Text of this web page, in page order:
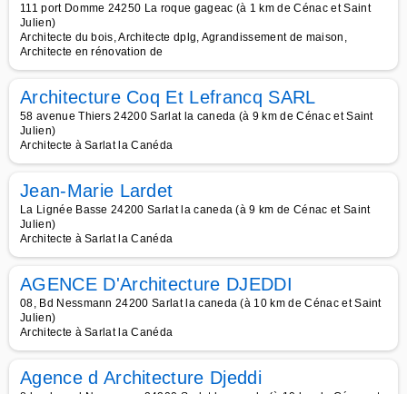
111 port Domme 24250 La roque gageac (à 1 km de Cénac et Saint
Julien)
Architecte du bois, Architecte dplg, Agrandissement de maison,
Architecte en rénovation de
Architecture Coq Et Lefrancq SARL
58 avenue Thiers 24200 Sarlat la caneda (à 9 km de Cénac et Saint
Julien)
Architecte à Sarlat la Canéda
Jean-Marie Lardet
La Lignée Basse 24200 Sarlat la caneda (à 9 km de Cénac et Saint
Julien)
Architecte à Sarlat la Canéda
AGENCE D'Architecture DJEDDI
08, Bd Nessmann 24200 Sarlat la caneda (à 10 km de Cénac et Saint
Julien)
Architecte à Sarlat la Canéda
Agence d Architecture Djeddi